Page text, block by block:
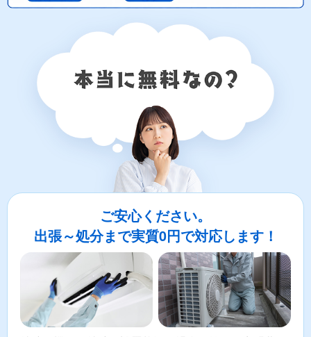
ご安心ください。
出張～処分まで実質0円で対応します！